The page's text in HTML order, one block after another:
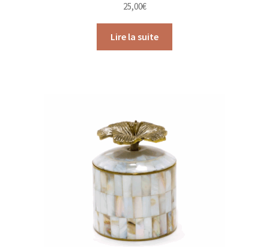
25,00€
Lire la suite